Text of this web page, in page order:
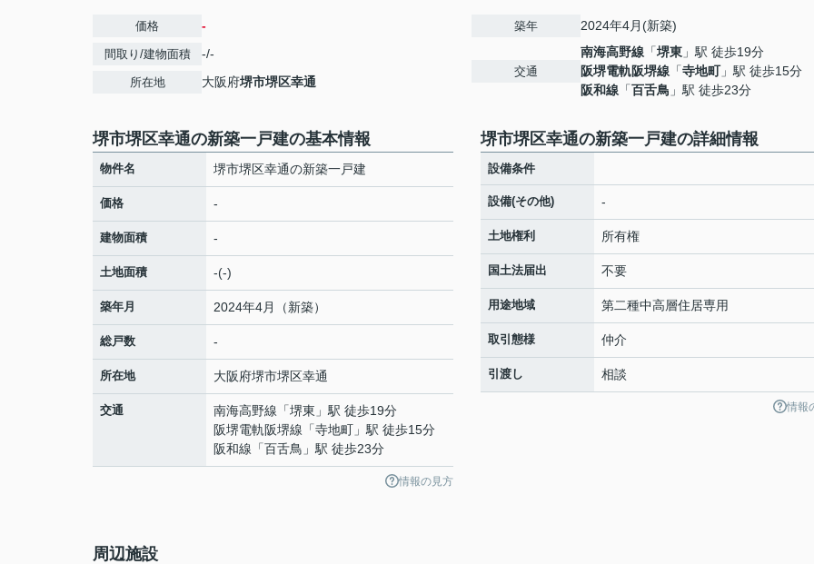
価格 -
間取り/建物面積 -/-
所在地 大阪府堺市堺区幸通
築年 2024年4月(新築)
交通
南海高野線 「堺東 」駅 徒歩19分
阪堺電軌阪堺線 「寺地町」駅 徒歩15分
阪和線 「百舌鳥 」駅 徒歩23分
堺市堺区幸通の新築一戸建の基本情報
物件名 堺市堺区幸通の新築一戸建
価格 -
建物面積 -
土地面積 -(-)
築年月 2024年4月（新築）
総戸数 -
所在地 大阪府堺市堺区幸通
交通 南海高野線 「堺東 」駅 徒歩19分
阪堺電軌阪堺線 「寺地町 」駅 徒歩15分
阪和線 「百舌鳥 」駅 徒歩23分
情報の見方
堺市堺区幸通の新築一戸建の詳細情報
設備条件
設備(その他) -
土地権利 所有権
国土法届出 不要
用途地域 第二種中高層住居専用
取引態様 仲介
引渡し 相談
情報
周辺施設